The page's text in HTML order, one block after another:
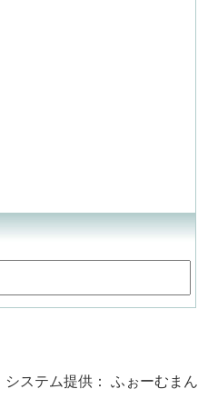
システム提供： ふぉーむまん